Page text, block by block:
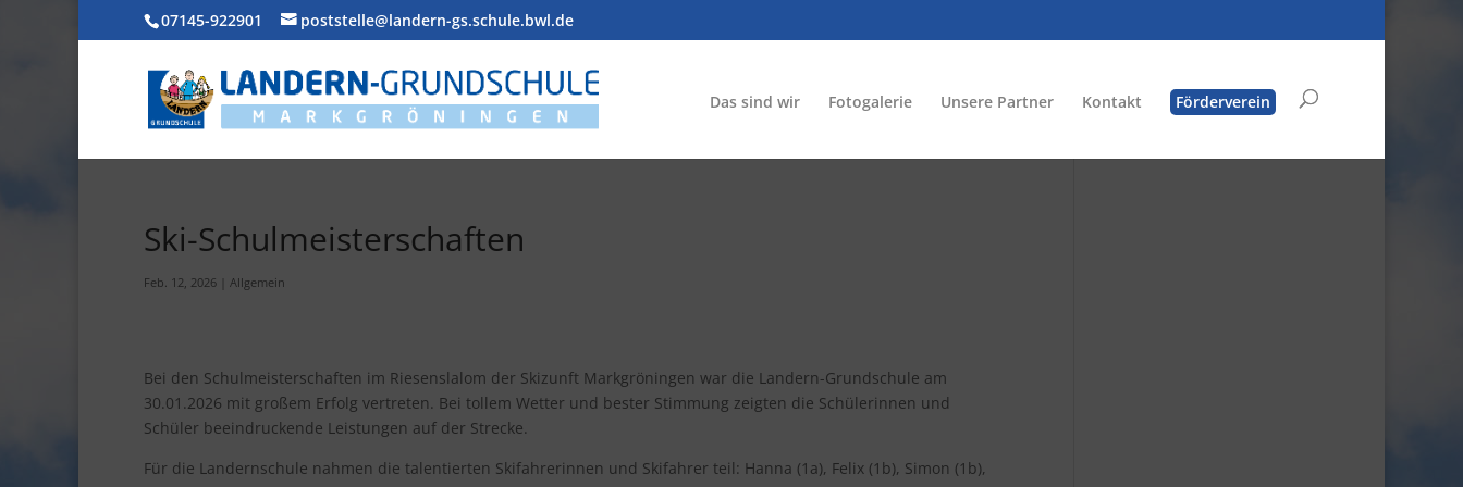
07145-922901 poststelle@landern-gs.schule.bwl.de
Das sind wir Fotogalerie Unsere Partner Kontakt Förderverein
Ski-Schulmeisterschaften
Feb. 12, 2026 Allgemein
Bei den Schulmeisterschaften im Riesenslalom der Skizunft Markgröningen war die Landern-Grundschule am
30.01.2026 mit großem Erfolg vertreten. Bei tollem Wetter und bester Stimmung zeigten die Schülerinnen und
Schüler beeindruckende Leistungen auf der Strecke.
Für die Landernschule nahmen die talentierten Skifahrerinnen und Skifahrer teil: Hanna (1a), Felix (1b), Simon (1b),